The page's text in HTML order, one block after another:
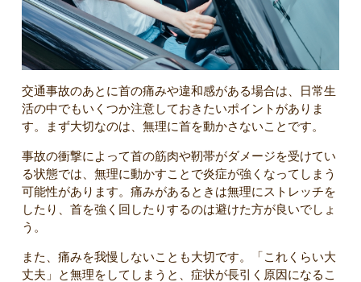
交通事故のあとに首の痛みや違和感がある場合は、日常生
活の中でもいくつか注意しておきたいポイントがありま
す。まず大切なのは、無理に首を動かさないことです。
事故の衝撃によって首の筋肉や靭帯がダメージを受けてい
る状態では、無理に動かすことで炎症が強くなってしまう
可能性があります。痛みがあるときは無理にストレッチを
したり、首を強く回したりするのは避けた方が良いでしょ
う。
また、痛みを我慢しないことも大切です。「これくらい大
丈夫」と無理をしてしまうと、症状が長引く原因になるこ